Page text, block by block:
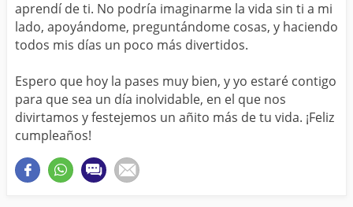
aprendí de ti. No podría imaginarme la vida sin ti a mi
lado, apoyándome, preguntándome cosas, y haciendo
todos mis días un poco más divertidos.
Espero que hoy la pases muy bien, y yo estaré contigo
para que sea un día inolvidable, en el que nos
divirtamos y festejemos un añito más de tu vida. ¡Feliz
cumpleaños!